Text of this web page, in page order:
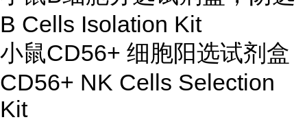
B Cells Isolation Kit
小鼠CD56+ 细胞阳选试剂盒
CD56+ NK Cells Selection
Kit